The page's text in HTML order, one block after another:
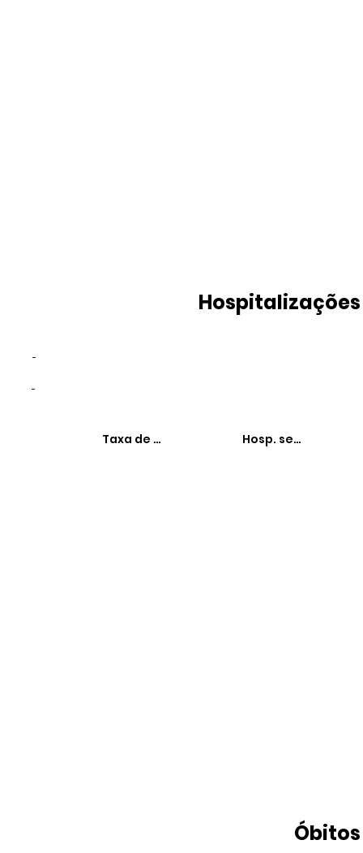
Taxa de hospitalizaçõesHosp. sensíveis à
-
-
Hospitalizações
Óbitos